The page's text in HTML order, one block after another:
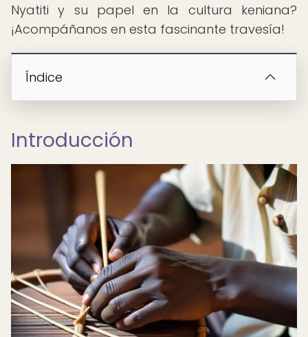
Nyatiti y su papel en la cultura keniana?
¡Acompáñanos en esta fascinante travesía!
Índice
Introducción